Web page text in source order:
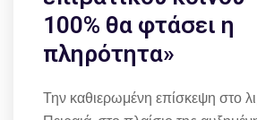
100% θα φτάσει η
πληρότητα»
Την καθιερωμένη επίσκεψη στο